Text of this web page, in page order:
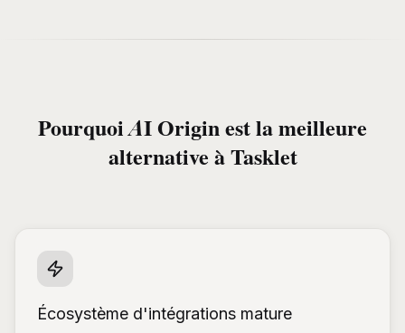
Pourquoi AI Origin est la meilleure
alternative à Tasklet
Écosystème d'intégrations mature